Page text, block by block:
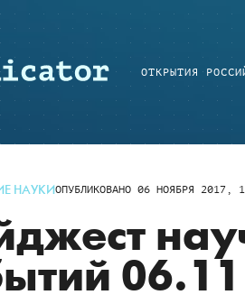
ОТКРЫТИЯ
НАУКИОПУБЛИКОВАНО 06 НОЯБРЯ 2017,